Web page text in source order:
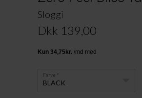
Sloggi
Dkk 139,00
BLACK
Farve